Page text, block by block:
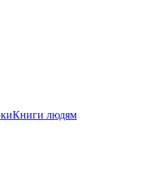
Книги людям